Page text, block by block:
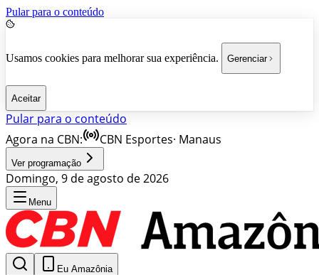
Pular para o conteúdo
Usamos cookies para melhorar sua experiência. Gerenciar
Aceitar
Pular para o conteúdo
Agora na CBN:
CBN Esportes· Manaus
Ver programação
Domingo, 9 de agosto de 2026
Menu
Eu Amazônia